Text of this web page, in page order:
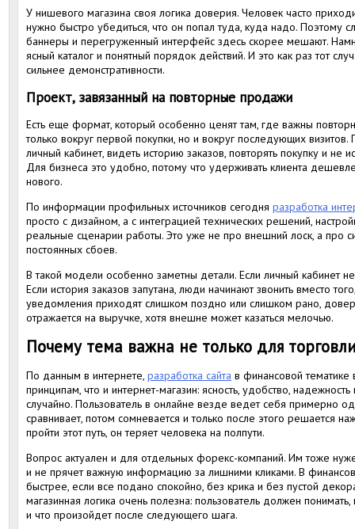
У нишевого магазина своя логика доверия. Человек часто
нужно быстро убедиться, что он попал туда, куда надо. Поэтому
баннеры и перегруженный интерфейс здесь скорее мешают.
ясный каталог и понятный порядок действий. И это как раз тот
сильнее демонстративности.
Проект, завязанный на повторные продажи
Есть еще формат, который особенно ценят там, где важны
только вокруг первой покупки, но и вокруг последующих
личный кабинет, видеть историю заказов, повторять покупку и не
Для бизнеса это удобно, потому что удерживать клиента
нового.
По информации профильных источников сегодня разработка
просто с дизайном, а с интеграцией технических решений,
реальные сценарии работы. Это уже не про внешний лоск, а про
постоянных сбоев.
В такой модели особенно заметны детали. Если личный кабинет
Если история заказов запутана, люди начинают звонить вместо
уведомления приходят слишком поздно или слишком рано,
отражается на выручке, хотя внешне может казаться мелочью.
Почему тема важна не только для
По данным в интернете, разработка сайта в финансовой
принципам, что и интернет-магазин: ясность, удобство,
случайно. Пользователь в онлайне везде ведет себя примерно
сравнивает, потом сомневается и только после этого решается
пройти этот путь, он теряет человека на полпути.
Вопрос актуален и для отдельных форекс-компаний. Им тоже
и не прячет важную информацию за лишними кликами. В
быстрее, если все подано спокойно, без крика и без пустой
магазинная логика очень полезна: пользователь должен
и что произойдет после следующего шага.